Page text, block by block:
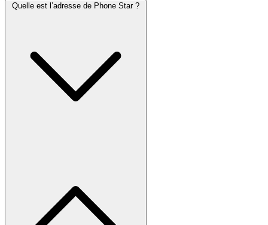
Quelle est l’adresse de Phone Star ?